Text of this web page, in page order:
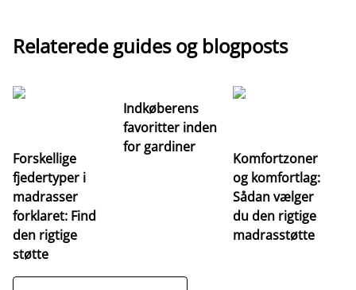
Relaterede guides og blogposts
Forskellige
fjedertyper i
madrasser
forklaret: Find
den rigtige
støtte
Indkøberens
favoritter inden
for gardiner
Komfortzoner
og komfortlag:
Sådan vælger
du den rigtige
madrasstøtte